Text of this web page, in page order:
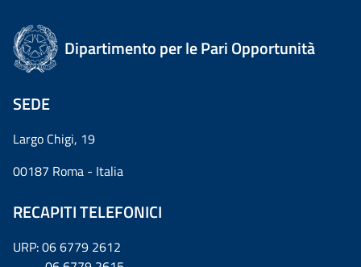
Dipartimento per le Pari Opportunità
SEDE
Largo Chigi, 19
00187 Roma - Italia
RECAPITI TELEFONICI
URP: 06 6779 2612